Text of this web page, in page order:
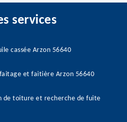
services
cassée Arzon 56640
et faitière Arzon 56640
de toiture et recherche de fuite